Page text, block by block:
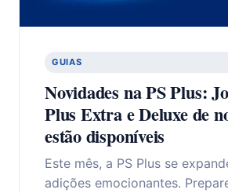
GUIAS
Novidades na PS Plus:
Plus Extra e Deluxe de
estão disponíveis
Este mês, a PS Plus se
adições emocionantes.